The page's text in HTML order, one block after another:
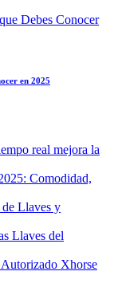
en 2025
real mejora la
Comodidad,
Llaves y
Llaves del
Xhorse